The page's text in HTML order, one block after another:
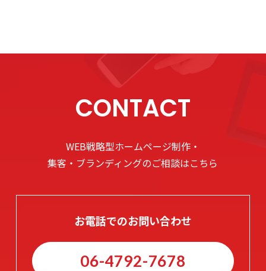
CONTACT
WEB戦略型ホームページ制作・
集客・ブランディングのご相談はこちら
お電話でのお問い合わせ
06-4792-7678